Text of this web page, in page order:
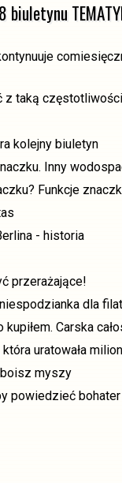
z taką
kolejny biuletyn
Inny
Funkcje
- historia
przerażające!
dla
Carska
uratowała
myszy
powiedzieć